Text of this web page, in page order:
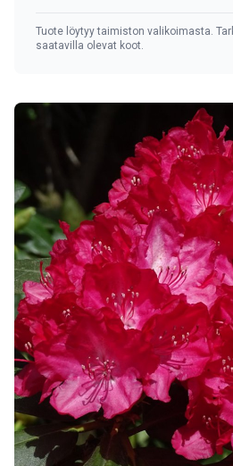
Tuote löytyy taimiston valikoimasta.
saatavilla olevat koot.